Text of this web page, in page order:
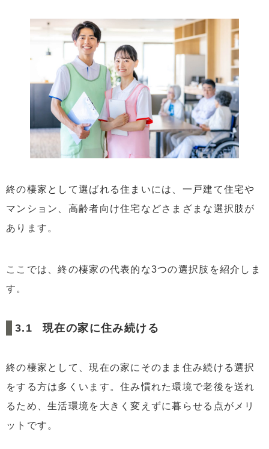
終の棲家として選ばれる住まいには、一戸建て住宅や
マンション、高齢者向け住宅などさまざまな選択肢が
あります。
ここでは、終の棲家の代表的な3つの選択肢を紹介しま
す。
現在の家に住み続ける
終の棲家として、現在の家にそのまま住み続ける選択
をする方は多くいます。住み慣れた環境で老後を送れ
るため、生活環境を大きく変えずに暮らせる点がメリ
ットです。